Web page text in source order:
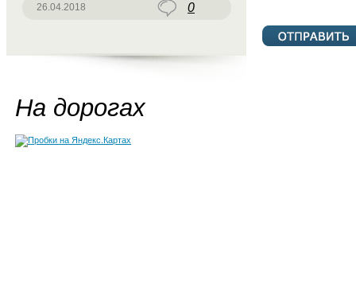
26.04.2018 0
На дорогах